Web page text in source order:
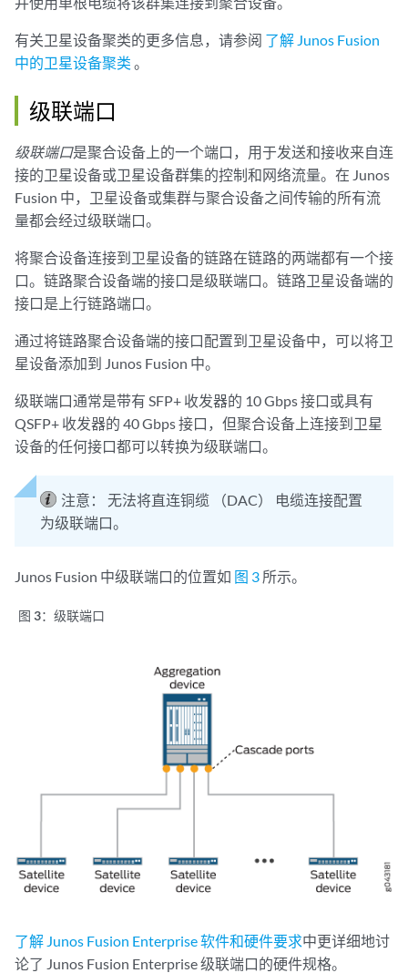
有关卫星设备聚类的更多信息，请参阅 了解 Junos Fusion
中的卫星设备聚类 。
级联端口
级联端口是聚合设备上的一个端口，用于发送和接收来自连
接的卫星设备或卫星设备群集的控制和网络流量。在 Junos
Fusion 中，卫星设备或集群与聚合设备之间传输的所有流
量都会经过级联端口。
将聚合设备连接到卫星设备的链路在链路的两端都有一个接
口。链路聚合设备端的接口是级联端口。链路卫星设备端的
接口是上行链路端口。
通过将链路聚合设备端的接口配置到卫星设备中，可以将卫
星设备添加到 Junos Fusion 中。
级联端口通常是带有 SFP+ 收发器的 10 Gbps 接口或具有
QSFP+ 收发器的 40 Gbps 接口，但聚合设备上连接到卫星
设备的任何接口都可以转换为级联端口。
注意：
无法将直连铜缆 （DAC） 电缆连接配置
为级联端口。
Junos Fusion 中级联端口的位置如 图 3 所示。
图 3： 级联端口
了解 Junos Fusion Enterprise 软件和硬件要求中更详细地讨
论了 Junos Fusion Enterprise 级联端口的硬件规格。